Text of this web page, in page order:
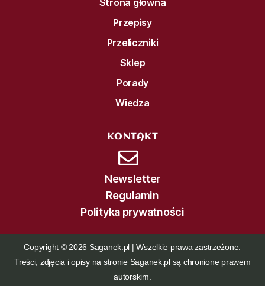
Strona główna
Przepisy
Przeliczniki
Sklep
Porady
Wiedza
KONTAKT
Newsletter
Regulamin
Polityka prywatności
Copyright © 2026 Saganek.pl | Wszelkie prawa zastrzeżone.
Treści, zdjęcia i opisy na stronie Saganek.pl są chronione prawem
autorskim.